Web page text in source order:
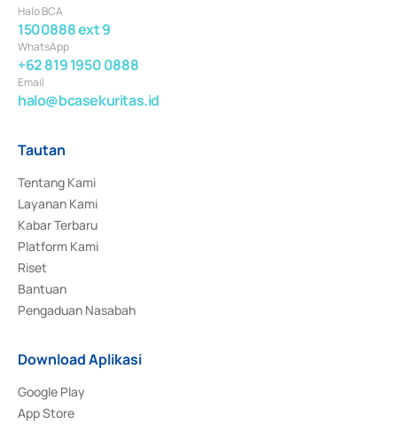
Halo BCA
1500888 ext 9
WhatsApp
+62 819 1950 0888
Email
halo@bcasekuritas.id
Tautan
Tentang Kami
Layanan Kami
Kabar Terbaru
Platform Kami
Riset
Bantuan
Pengaduan Nasabah
Download Aplikasi
Google Play
App Store